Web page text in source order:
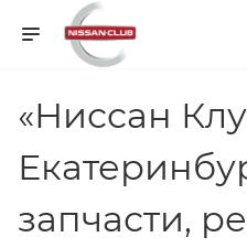
«Ниссан
запчасти,